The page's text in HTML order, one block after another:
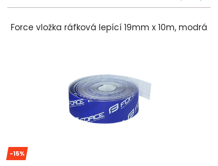
Force vložka ráfková lepící 19mm x 10m, modrá
-15%